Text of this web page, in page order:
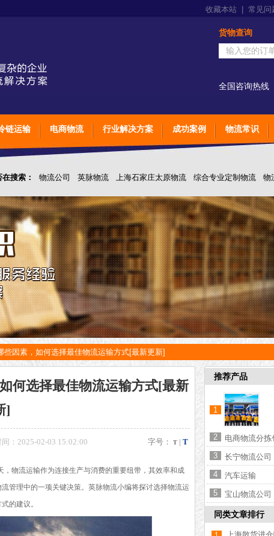
收藏本站 常见问
货物查询
全国咨询热线
链运输 电商物流 行业解决方案 成功案例 物流常识
搜索： 物流公司 英脉物流 上海石家庄太原物流 综合专业定制物流 物
合专业定制物流 上海石家庄太原综合专业定制物流
些因素，如何选择最佳物流运输方式[最新更新]
何选择最佳物流运输方式[最新
]
字号： T | T
：2025-02-03 15:02:00
物流运输作为连接生产与消费的重要纽带，其效率和成
管理中的一项关键决策。英脉物流小编将探讨选择物流运
的建议。
推荐产品
1
2
电商物流分拣
3
长宁物流公司
4
汽车运输
5
宝山物流公司
同类文章排行